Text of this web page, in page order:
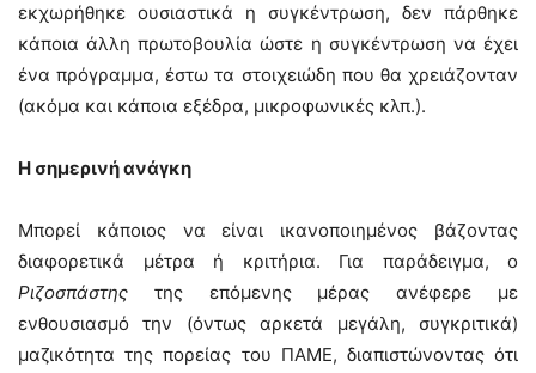
εκχωρήθηκε ουσιαστικά η συγκέντρωση, δεν πάρθηκε
κάποια άλλη πρωτοβουλία ώστε η συγκέντρωση να έχει
ένα πρόγραμμα, έστω τα στοιχειώδη που θα χρειάζονταν
(ακόμα και κάποια εξέδρα, μικροφωνικές κλπ.).
Η σημερινή ανάγκη
Μπορεί κάποιος να είναι ικανοποιημένος βάζοντας
διαφορετικά μέτρα ή κριτήρια. Για παράδειγμα, ο
Ριζοσπάστης της επόμενης μέρας ανέφερε με
ενθουσιασμό την (όντως αρκετά μεγάλη, συγκριτικά)
μαζικότητα της πορείας του ΠΑΜΕ, διαπιστώνοντας ότι